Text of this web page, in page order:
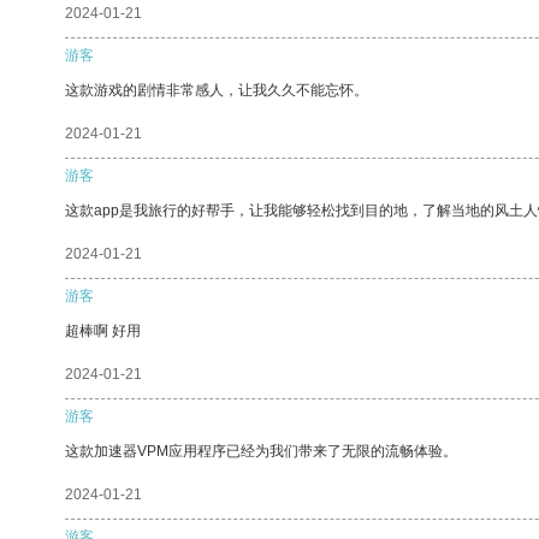
2024-01-21
游客
这款游戏的剧情非常感人，让我久久不能忘怀。
2024-01-21
游客
这款app是我旅行的好帮手，让我能够轻松找到目的地，了解当地的风土
2024-01-21
游客
超棒啊 好用
2024-01-21
游客
这款加速器VPM应用程序已经为我们带来了无限的流畅体验。
2024-01-21